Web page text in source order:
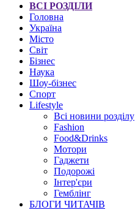
ВСІ РОЗДІЛИ
Головна
Україна
Місто
Світ
Бізнес
Наука
Шоу-бізнес
Спорт
Lifestyle
Всі новини розділу
Fashion
Food&Drinks
Мотори
Гаджети
Подорожі
Інтер'єри
Гемблінг
БЛОГИ ЧИТАЧІВ